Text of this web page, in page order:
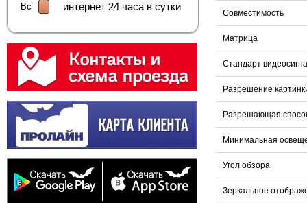
Вс
интернет 24 часа в сутки
Совместимость
Матрица
Стандарт
Разрешение
Разрешающая
Минимальная
Угол обзора
Зеркальное